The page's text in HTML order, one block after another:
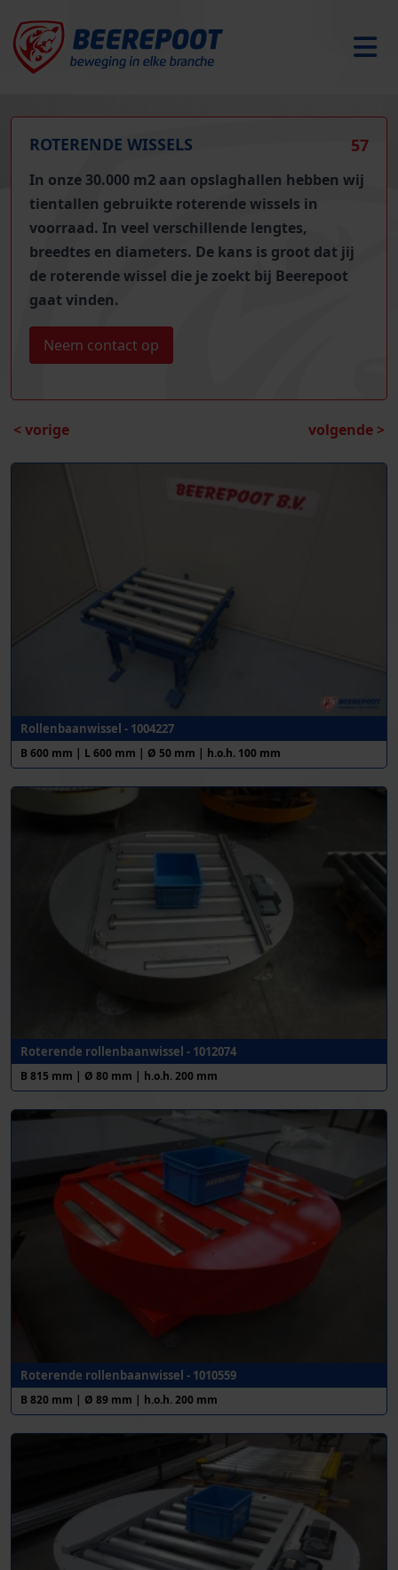
57
ROTERENDE WISSELS
In onze 30.000 m2 aan opslaghallen hebben wij
tientallen gebruikte roterende wissels in
voorraad. In veel verschillende lengtes,
breedtes en diameters. De kans is groot dat jij
de roterende wissel die je zoekt bij Beerepoot
gaat vinden.
Neem contact op
< vorige volgende >
Rollenbaanwissel - 1004227
B 600 mm | L 600 mm | Ø 50 mm | h.o.h. 100 mm
Roterende rollenbaanwissel - 1012074
B 815 mm | Ø 80 mm | h.o.h. 200 mm
Roterende rollenbaanwissel - 1010559
B 820 mm | Ø 89 mm | h.o.h. 200 mm